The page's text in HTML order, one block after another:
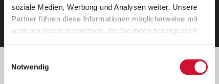
soziale Medien, Werbung und Analysen weiter. Unsere
Partner führen diese Informationen möglicherweise mit
weiteren Daten zusammen, die Sie ihnen bereitgestellt
Wenn Sie auf „Cookies zulassen“ klicken, so stimmen
Sie der Speicherung sämtlicher Cookies zu. Sie können
Notwendig
E-Mail-Adresse eintragen
Betreiber der Webseite